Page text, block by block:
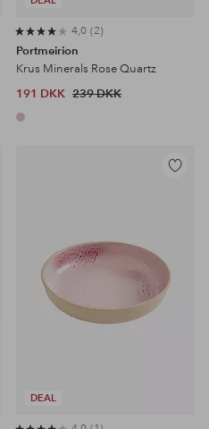
4,0 2
Portmeirion
Krus Minerals Rose Quartz
191 DKK 239 DKK
DEAL
Tilføj